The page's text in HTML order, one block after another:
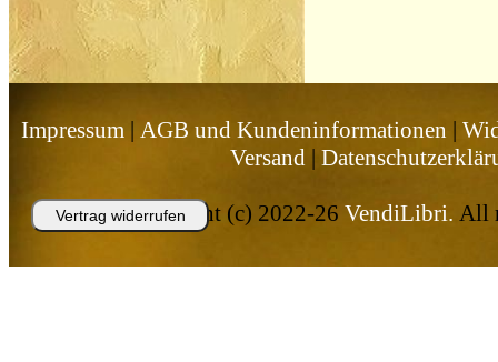
Impressum | AGB und Kundeninformationen |
Versand|
Copyright (c) 2022-26 VendiLibri. All
Vertrag widerrufen